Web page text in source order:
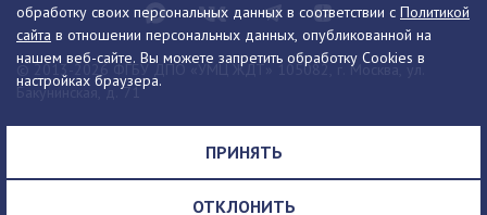
обработку своих персональных данных в соответствии с Политикой
сайта в отношении персональных данных, опубликованной на
нашем веб-сайте. Вы можете запретить обработку Cookies в
настройках браузера.
ПРИНЯТЬ
ОТКЛОНИТЬ
© 2013-2026 ФГБУ ДПО «УМЦ ЖДТ» 105082, г. Москва, ул.
Бакунинская, д. 71
Телефон:8 (495) 739-00-30 info@umczdt.ru
схема проезда